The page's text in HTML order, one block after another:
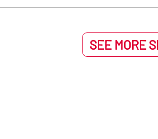
SEE MORE